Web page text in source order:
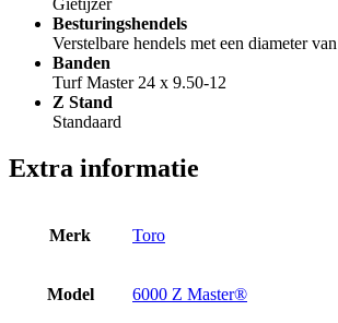
Gietijzer
Besturingshendels
Verstelbare hendels met een diameter
Banden
Turf Master 24 x 9.50-12
Z Stand
Standaard
Extra informatie
Merk Toro
Model 6000 Z Master®